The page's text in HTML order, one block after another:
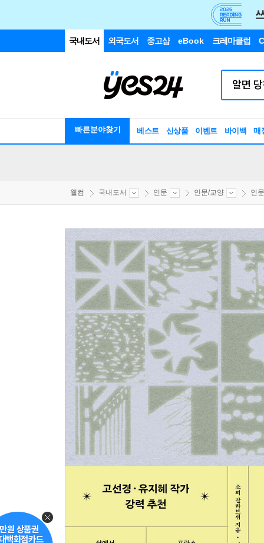
국내도서 외국도서 중고샵 eBook 크레마클럽
빠른분야찾기 베스트 신상품 이벤트 바이백 매
웰컴 국내도서 인문 인문/교양 인